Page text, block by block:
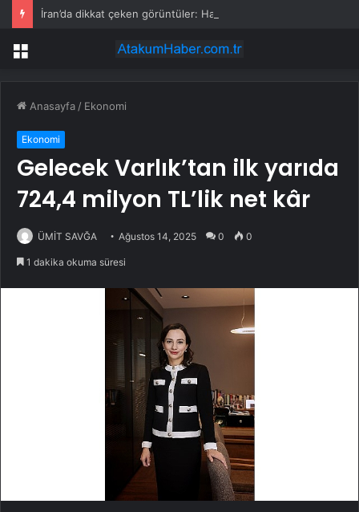
Menü
Anasayfa / Ekonomi
Ekonomi
Gelecek Varlık’tan ilk yarıda
724,4 milyon TL’lik net kâr
ÜMİT SAVĞA Ağustos 14, 2025 0 0
1 dakika okuma süresi